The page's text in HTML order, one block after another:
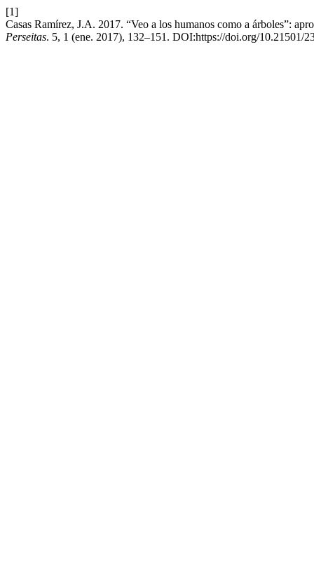
[1]
Casas Ramírez, J.A. 2017. “Veo a los humanos como a árboles”:
Perseitas. 5, 1 (ene. 2017), 132–151. DOI:https://doi.org/10.21501/